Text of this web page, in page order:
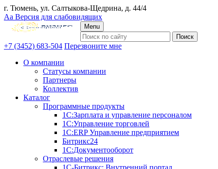
г. Тюмень, ул. Салтыкова-Щедрина, д. 44/4
Аа Версия для слабовидящих
Menu
+7 (3452) 683-504 Перезвоните мне
О компании
Статусы компании
Партнеры
Коллектив
Каталог
Программные продукты
1С:Зарплата и управление персоналом
1С:Управление торговлей
1С:ERP Управление предприятием
Битрикс24
1С:Документооборот
Отраслевые решения
1С-Битрикс: Внутренний портал